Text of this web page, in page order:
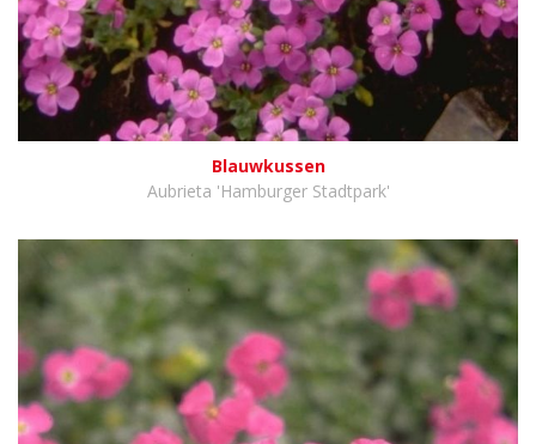
Blauwkussen
Aubrieta 'Hamburger Stadtpark'